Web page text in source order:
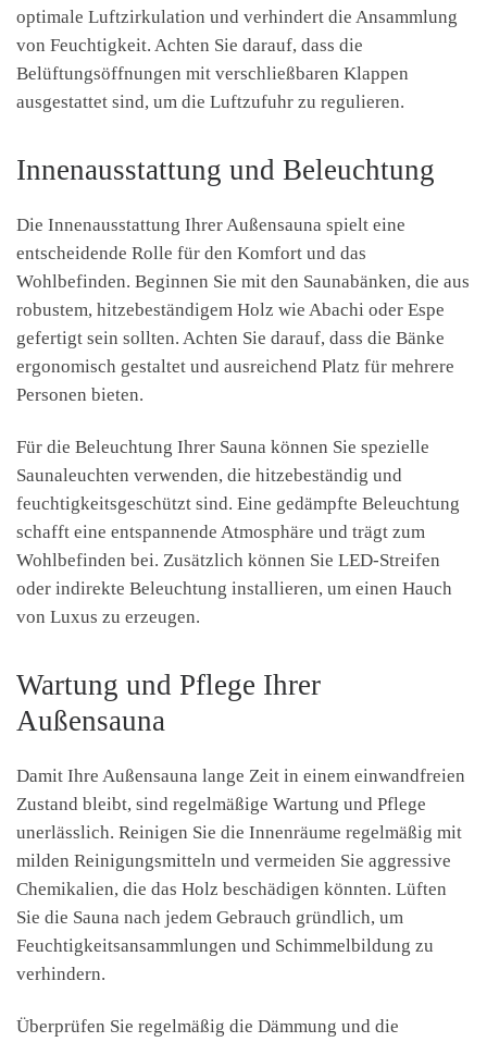
optimale Luftzirkulation und verhindert die Ansammlung
von Feuchtigkeit. Achten Sie darauf, dass die
Belüftungsöffnungen mit verschließbaren Klappen
ausgestattet sind, um die Luftzufuhr zu regulieren.
Innenausstattung und Beleuchtung
Die Innenausstattung Ihrer Außensauna spielt eine
entscheidende Rolle für den Komfort und das
Wohlbefinden. Beginnen Sie mit den Saunabänken, die aus
robustem, hitzebeständigem Holz wie Abachi oder Espe
gefertigt sein sollten. Achten Sie darauf, dass die Bänke
ergonomisch gestaltet und ausreichend Platz für mehrere
Personen bieten.
Für die Beleuchtung Ihrer Sauna können Sie spezielle
Saunaleuchten verwenden, die hitzebeständig und
feuchtigkeitsgeschützt sind. Eine gedämpfte Beleuchtung
schafft eine entspannende Atmosphäre und trägt zum
Wohlbefinden bei. Zusätzlich können Sie LED-Streifen
oder indirekte Beleuchtung installieren, um einen Hauch
von Luxus zu erzeugen.
Wartung und Pflege Ihrer
Außensauna
Damit Ihre Außensauna lange Zeit in einem einwandfreien
Zustand bleibt, sind regelmäßige Wartung und Pflege
unerlässlich. Reinigen Sie die Innenräume regelmäßig mit
milden Reinigungsmitteln und vermeiden Sie aggressive
Chemikalien, die das Holz beschädigen könnten. Lüften
Sie die Sauna nach jedem Gebrauch gründlich, um
Feuchtigkeitsansammlungen und Schimmelbildung zu
verhindern.
Überprüfen Sie regelmäßig die Dämmung und die